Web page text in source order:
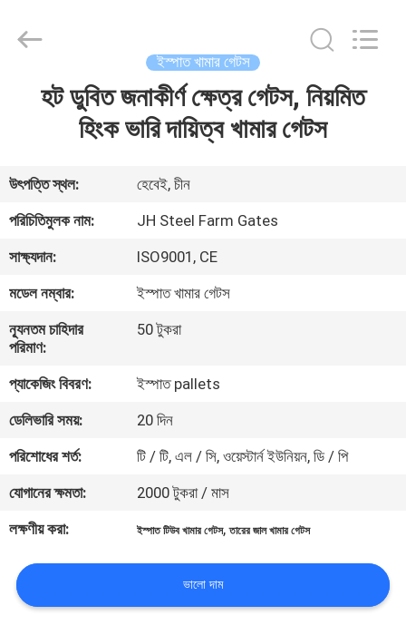
আমাদের
সম্পর্কে
কারখানা
ভ্রমণ
মান
নিয়ন্ত্রণ
যোগাযোগ
করুন
উদ্ধৃতির
জন্য
products
ইস্পাত খামার গেটস
হট ডুবিত জনাকীর্ণ ক্ষেত্র গেটস, নিয়মিত
হিংক ভারি দায়িত্ব খামার গেটস
উৎপত্তি স্থল:
হেবেই, চীন
পরিচিতিমুলক নাম:
JH Steel Farm Gates
সাক্ষ্যদান:
ISO9001, CE
মডেল নম্বার:
ইস্পাত খামার গেটস
ন্যূনতম চাহিদার
পরিমাণ:
50 টুকরা
প্যাকেজিং বিবরণ:
ইস্পাত pallets
ডেলিভারি সময়:
20 দিন
পরিশোধের শর্ত:
টি / টি, এল / সি, ওয়েস্টার্ন ইউনিয়ন, ডি / পি
যোগানের ক্ষমতা:
2000 টুকরা / মাস
লক্ষণীয় করা:
ইস্পাত টিউব খামার গেটস,তারের জাল খামার গেটস
ভালো দাম